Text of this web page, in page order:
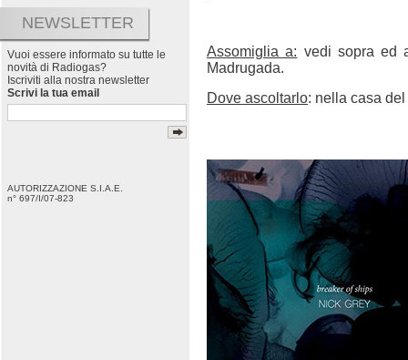
NEWSLETTER
Vuoi essere informato su tutte le
novità di Radiogas?
Iscriviti alla nostra newsletter
Scrivi la tua email
AUTORIZZAZIONE S.I.A.E.
n° 697/I/07-823
Assomiglia a: vedi sopra ed
Madrugada.
Dove ascoltarlo: nella casa